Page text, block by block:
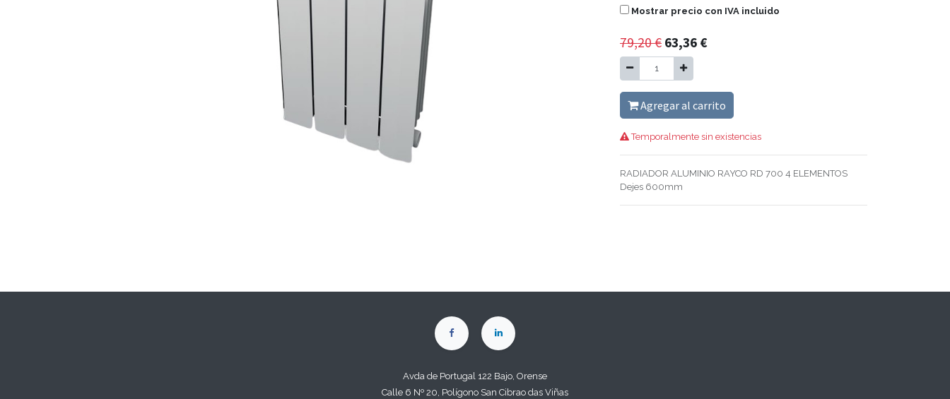
Mostrar precio con IVA incluido
79,20€ 63,36 €
Agregar al carrito
Temporalmente sin existencias
RADIADOR ALUMINIO RAYCO RD 700 4 ELEMENTOS
Dejes 600mm
Avda de Portugal 122 Bajo, Orense
Calle 6 Nº 20, Polígono San Cibrao das Viñas